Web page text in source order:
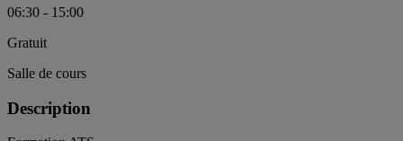
06:30 - 15:00
Gratuit
Salle de cours
Description